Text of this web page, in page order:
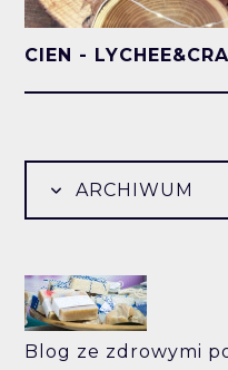
CIEN -
ARCHIWUM
Blog ze zdrowymi